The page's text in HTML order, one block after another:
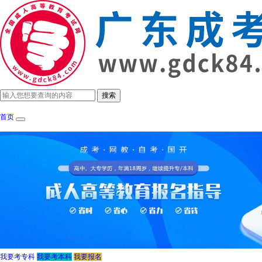
首页
招生简章 报考指南
我要考专科 我要考本科 我要报名